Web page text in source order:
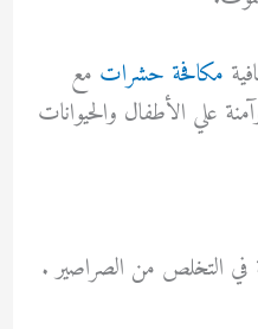
مكافحة حشرات مع
علي الأطفال والحيوانات
في التخلص من الصراصير .